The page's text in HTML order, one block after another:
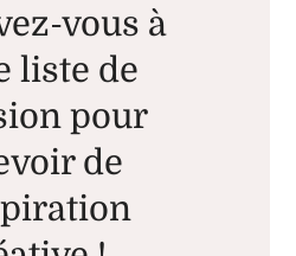
vous à
liste de
pour
de